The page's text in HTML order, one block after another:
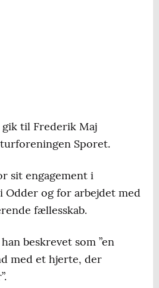
til Frederik Maj
Sporet.
sit engagement i
Odder og for arbejdet med
fællesskab.
beskrevet som ”en
med et hjerte, der